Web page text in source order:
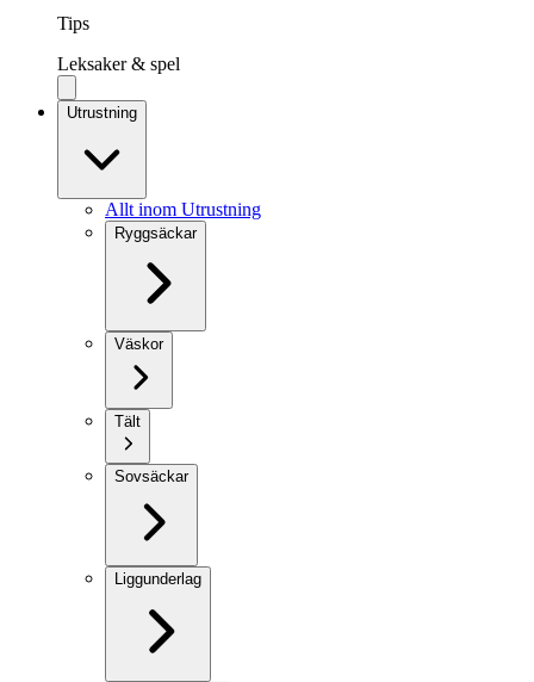
Tips
Leksaker & spel
Utrustning
Allt inom Utrustning
Ryggsäckar
Väskor
Tält
Sovsäckar
Liggunderlag